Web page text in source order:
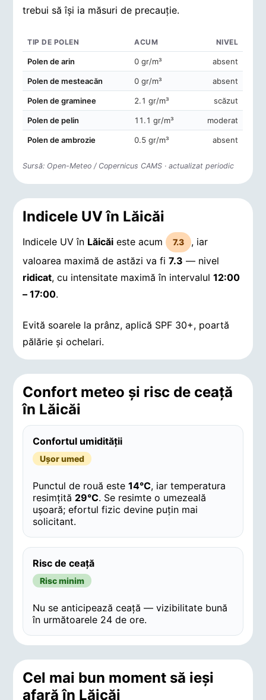
trebui să își ia măsuri de precauție.
Concentrații de polen în aerul din Lăicăi
TIP DE POLEN ACUM NIVEL
Polen de arin 0 gr/m³ absent
Polen de mesteacăn 0 gr/m³ absent
Polen de graminee 2.1 gr/m³ scăzut
Polen de pelin 11.1 gr/m³ moderat
Polen de ambrozie 0.5 gr/m³ absent
Sursă: Open-Meteo / Copernicus CAMS · actualizat periodic
Indicele UV în Lăicăi
Indicele UV în Lăicăi este acum 7.3
, iar
valoarea maximă de astăzi va fi7.3 — nivel
ridicat, cu intensitate maximă în intervalul12:00
– 17:00.
Evită soarele la prânz, aplică SPF 30+, poartă
pălărie și ochelari.
Confort meteo și risc de ceață
în Lăicăi
Confortul umidității
Ușor umed
Punctul de rouă este14°C, iar temperatura
resimțită 29°C. Se resimte o umezeală
ușoară; efortul fizic devine puțin mai
solicitant.
Risc de ceață
Risc minim
Nu se anticipează ceață — vizibilitate bună
în următoarele 24 de ore.
Cel mai bun moment să ieși
afară în Lăicăi